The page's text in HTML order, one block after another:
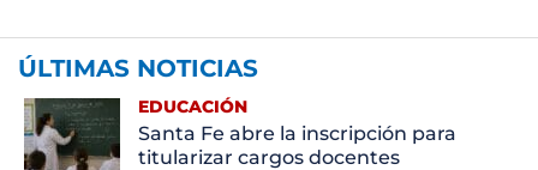
ÚLTIMAS NOTICIAS
EDUCACIÓN
Santa Fe abre la inscripción para
titularizar cargos docentes